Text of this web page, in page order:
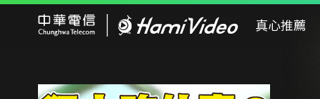
真心推薦